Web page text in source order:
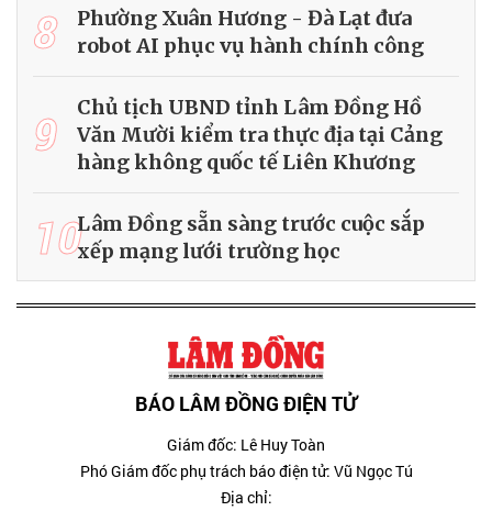
8
Phường Xuân Hương - Đà Lạt đưa
robot AI phục vụ hành chính công
9
Chủ tịch UBND tỉnh Lâm Đồng Hồ
Văn Mười kiểm tra thực địa tại Cảng
hàng không quốc tế Liên Khương
10Lâm Đồng sẵn sàng trước cuộc sắp
xếp mạng lưới trường học
BÁO LÂM ĐỒNG ĐIỆN TỬ
Giám đốc: Lê Huy Toàn
Phó Giám đốc phụ trách báo điện tử: Vũ Ngọc Tú
Địa chỉ: